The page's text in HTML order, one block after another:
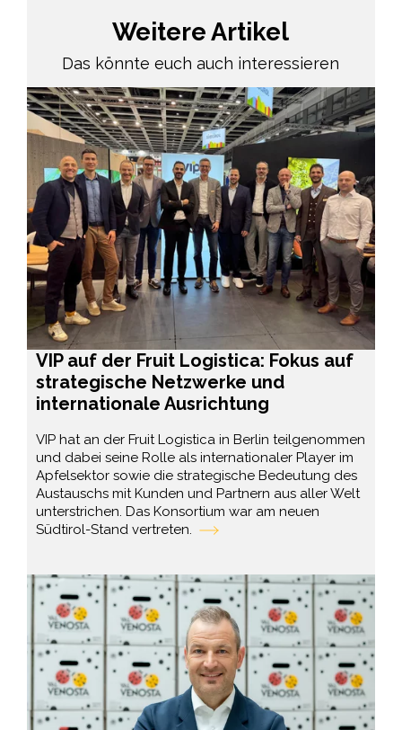
Weitere Artikel
Das könnte euch auch interessieren
VIP auf der Fruit Logistica: Fokus auf
strategische Netzwerke und
internationale Ausrichtung
VIP hat an der Fruit Logistica in Berlin teilgenommen
und dabei seine Rolle als internationaler Player im
Apfelsektor sowie die strategische Bedeutung des
Austauschs mit Kunden und Partnern aus aller Welt
unterstrichen. Das Konsortium war am neuen
Südtirol-Stand vertreten.